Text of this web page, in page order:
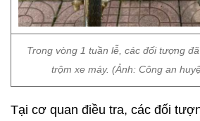
Trong vòng 1 tuần lễ, các đối tượng
trộm xe máy. (Ảnh: Công an
Tại cơ quan điều tra, các đối